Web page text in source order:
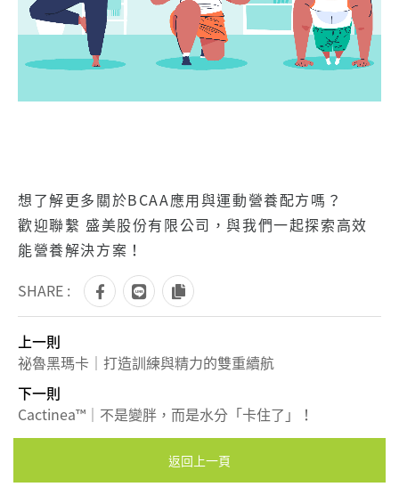
想了解更多關於BCAA應用與運動營養配方嗎？
歡迎聯繫 盛美股份有限公司，與我們一起探索高效
能營養解決方案！
SHARE :
上一則
祕魯黑瑪卡｜打造訓練與精力的雙重續航
下一則
Cactinea™｜不是變胖，而是水分「卡住了」！
返回上一頁